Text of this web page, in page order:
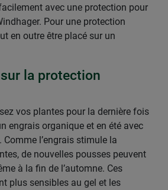
avec une protection pour
Pour une protection
en outre être placé sur un
la protection
vos plantes pour la dernière fois
engrais organique et en été avec
l’engrais stimule la
de nouvelles pousses peuvent
à la fin de l’automne. Ces
plus sensibles au gel et les